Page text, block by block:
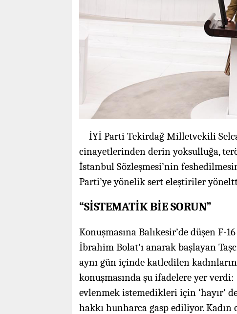
İYİ Parti Tekirdağ Milletvekili
cinayetlerinden derin yoksulluğa,
İstanbul Sözleşmesi’nin
Parti’ye yönelik sert eleştiriler
“SİSTEMATİK BİE SORUN”
Konuşmasına Balıkesir’de düşen F-
İbrahim Bolat’ı anarak başlayan
aynı gün içinde katledilen
konuşmasında şu ifadelere yer
evlenmek istemedikleri için ‘hayır’
hakkı hunharca gasp ediliyor.